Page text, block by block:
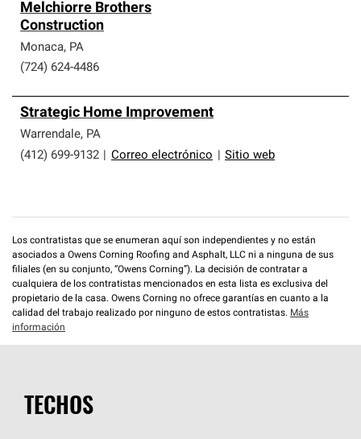
Melchiorre Brothers
Construction
Monaca, PA
(724) 624-4486
Strategic Home Improvement
Warrendale, PA
(412) 699-9132
Correo electrónico Sitio web
Los contratistas que se enumeran aquí son independientes y no están
asociados a Owens Corning Roofing and Asphalt, LLC ni a ninguna de sus
filiales (en su conjunto, “Owens Corning”). La decisión de contratar a
cualquiera de los contratistas mencionados en esta lista es exclusiva del
propietario de la casa. Owens Corning no ofrece garantías en cuanto a la
calidad del trabajo realizado por ninguno de estos contratistas. Más
información
TECHOS